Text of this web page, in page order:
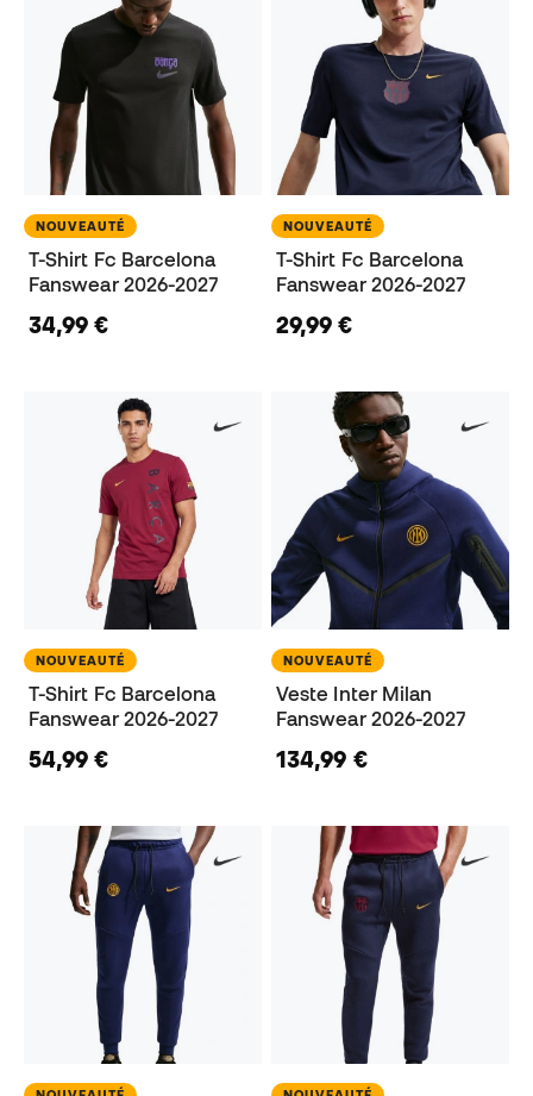
NOUVEAUTÉ
T-Shirt Fc Barcelona
Fanswear 2026-2027
34,99 €
NOUVEAUTÉ
T-Shirt Fc Barcelona
Fanswear 2026-2027
29,99 €
NOUVEAUTÉ
T-Shirt Fc Barcelona
Fanswear 2026-2027
54,99 €
NOUVEAUTÉ
Veste Inter Milan
Fanswear 2026-2027
134,99 €